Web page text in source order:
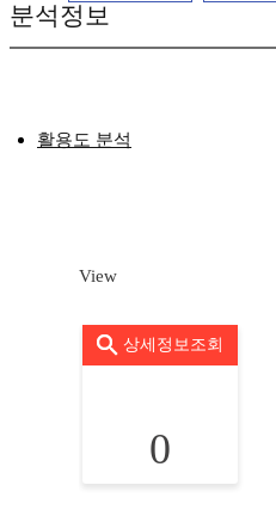
분석정보
활용도 분석
View
상세정보조회
0